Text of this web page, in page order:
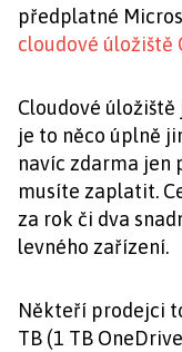
předplatné
cloudové úložiště
Cloudové
je to něco úplně
navíc zdarma jen
musíte zaplatit.
za rok či dva
levného zařízení.
Někteří prodejci
TB (1 TB